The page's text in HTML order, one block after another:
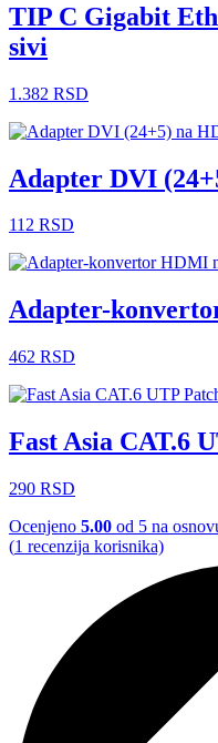
TIP C Gigabit
sivi
1.382 RSD
Adapter DVI
112 RSD
Adapter-
462 RSD
Fast Asia CAT.6
290 RSD
Ocenjeno 5.00 od 5 na
(1 recenzija korisnika)